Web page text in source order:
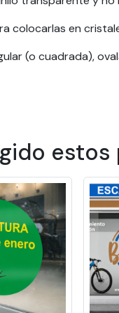
colocarlas en
(o cuadrada),
de alta
e indíquenos
en el módulo
eficaz
numerosas